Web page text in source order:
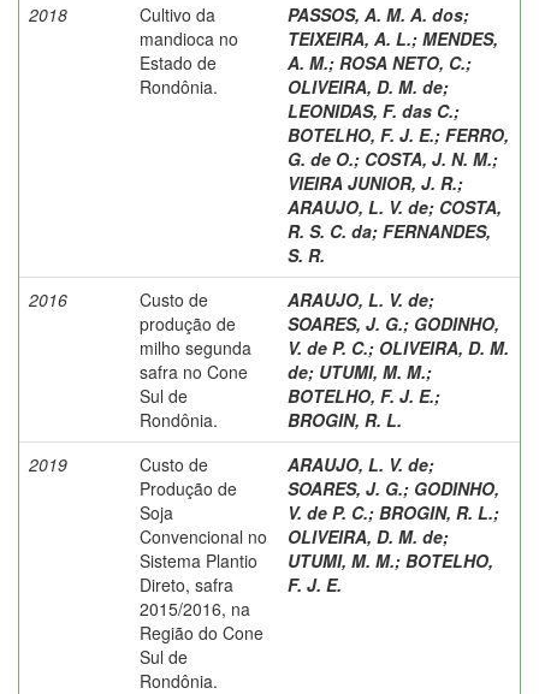
2018
Cultivo da
mandioca no
Estado de
Rondônia.
PASSOS, A. M. A. dos;
TEIXEIRA, A. L.; MENDES,
A. M.; ROSA NETO, C.;
OLIVEIRA, D. M. de;
LEONIDAS, F. das C.;
BOTELHO, F. J. E.; FERRO,
G. de O.; COSTA, J. N. M.;
VIEIRA JUNIOR, J. R.;
ARAUJO, L. V. de; COSTA,
R. S. C. da; FERNANDES,
S. R.
2016
Custo de
produção de
milho segunda
safra no Cone
Sul de
Rondônia.
ARAUJO, L. V. de;
SOARES, J. G.; GODINHO,
V. de P. C.; OLIVEIRA, D. M.
de; UTUMI, M. M.;
BOTELHO, F. J. E.;
BROGIN, R. L.
2019
Custo de
Produção de
Soja
Convencional no
Sistema Plantio
Direto, safra
2015/2016, na
Região do Cone
Sul de
Rondônia.
ARAUJO, L. V. de;
SOARES, J. G.; GODINHO,
V. de P. C.; BROGIN, R. L.;
OLIVEIRA, D. M. de;
UTUMI, M. M.; BOTELHO,
F. J. E.